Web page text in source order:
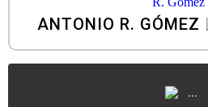
ANTONIO R. GÓMEZ
...